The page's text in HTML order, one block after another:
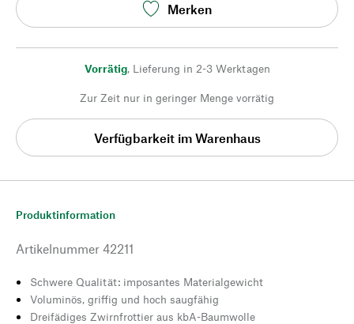
Merken
Vorrätig, Lieferung in 2-3 Werktagen
Zur Zeit nur in geringer Menge vorrätig
Verfügbarkeit im Warenhaus
Produktinformation
Artikelnummer 42211
Schwere Qualität: imposantes Materialgewicht
Voluminös, griffig und hoch saugfähig
Dreifädiges Zwirnfrottier aus kbA-Baumwolle